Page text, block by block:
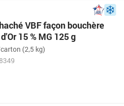
VBF façon bouchère
15 % MG 125 g
(2,5 kg)